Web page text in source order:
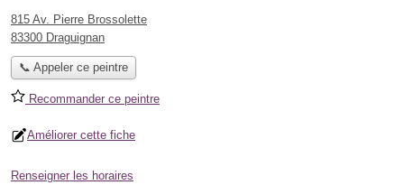
815 Av. Pierre Brossolette
83300 Draguignan
📞 Appeler ce peintre
Recommander ce peintre
Améliorer cette fiche
Renseigner les horaires